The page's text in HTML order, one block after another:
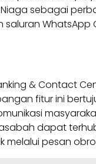
Niaga sebagai
saluran
& Contact
fitur ini
dapat
melalui pesan